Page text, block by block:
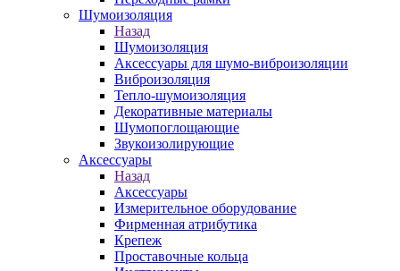
Шумоизоляция
Назад
Шумоизоляция
Аксессуары для шумо-виброизоляции
Виброизоляция
Тепло-шумоизоляция
Декоративные материалы
Шумопоглощающие
Звукоизолирующие
Аксессуары
Назад
Аксессуары
Измерительное оборудование
Фирменная атрибутика
Крепеж
Проставочные кольца